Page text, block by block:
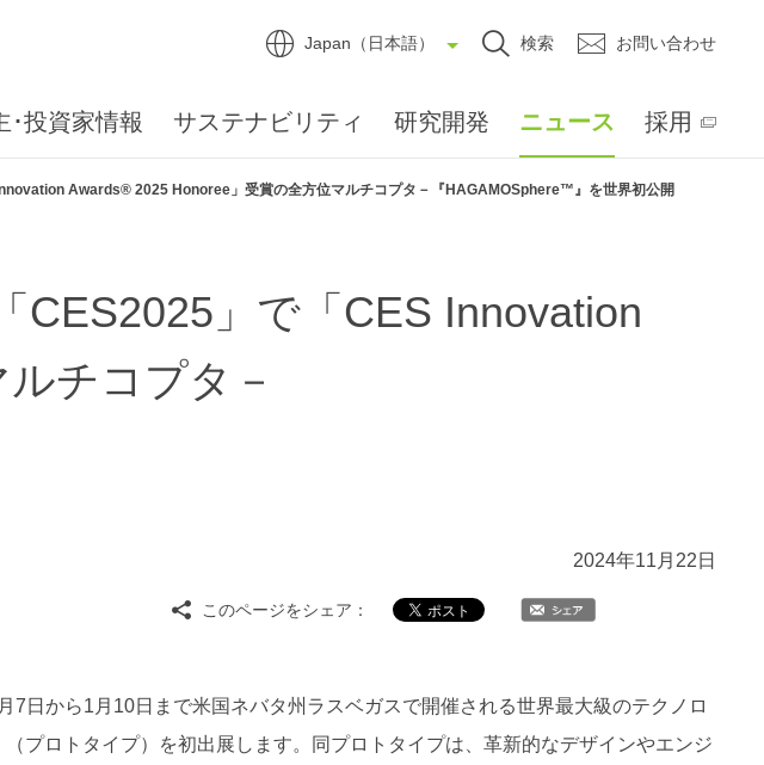
Japan（日本語） 検索 お問い合わせ
･投資家情報 サステナビリティ 研究開発 ニュース 採用
Awards® 2025 Honoree」受賞の全方位マルチコプタ－『HAGAMOSphere™』を世界初公開
CES2025」で「CES Innovation
チコプタ－
2024年11月22日
このページをシェア：
日から1月10日まで米国ネバタ州ラスベガスで開催される世界最大級のテクノロ
プロトタイプ）を初出展します。同プロトタイプは、革新的なデザインやエンジ